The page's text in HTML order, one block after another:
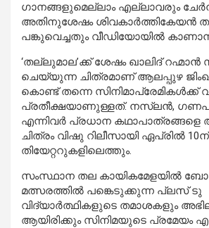
ഗാനങ്ങളുമെല്ലാം എല്ലാവരും
അതിനുശേഷം ശിവകാർത്തികേയൻ
പങ്കുവെച്ചതും വീഡിയോയിൽ
‘തല്ലുമാല’ക്ക് ശേഷം ഖാലിദ് റഹ്മാൻ
ചെയ്യുന്ന ചിത്രമാണ് ആലപ്പുഴ
കൊണ്ട് തന്നെ സിനിമാപ്രേമികൾക്ക്
പ്രതീക്ഷയാണുള്ളത്. നസ്‌ലൻ,
എന്നിവർ പ്രധാന കഥാപാത്രങ്ങളെ
ചിത്രം വിഷു റിലീസായി ഏപ്രിൽ 10ന്
തിയേറ്ററുകളിലെത്തും.
സംസ്ഥാന തല കായികമേളയിൽ
മത്സരത്തിൽ പങ്കെടുക്കുന്ന പ്ലസ് ടു
വിദ്യാർത്ഥികളുടെ തമാശകളും
ആയിരിക്കും സിനിമയുടെ പ്രമേയം